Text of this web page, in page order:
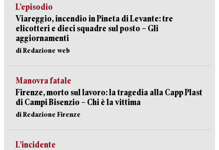
L’episodio
Viareggio, incendio in Pineta di Levante: tre
elicotteri e dieci squadre sul posto – Gli
aggiornamenti
di Redazione web
Manovra fatale
Firenze, morto sul lavoro: la tragedia alla Capp Plast
di Campi Bisenzio – Chi è la vittima
di Redazione Firenze
L’incidente